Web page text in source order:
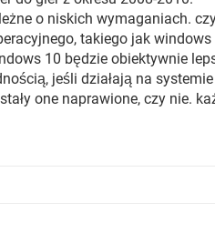
o niskich wymaganiach.
takiego jak windows
10 będzie obiektywnie
jeśli działają na systemie
one naprawione, czy nie.